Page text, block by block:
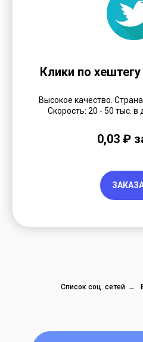
Клики по
Высокое качество.
Скорость: 20 - 50 тыс. в
0,03 ₽
Список соц. сетей →